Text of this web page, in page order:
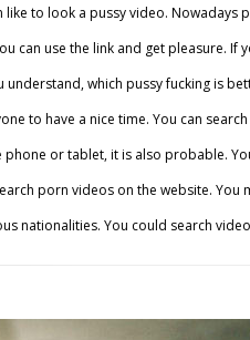
to look a pussy video.
can use the link and get pleasure.
which pussy fucking is
to have a nice time. You can
or tablet, it is also probable.
porn videos on the website.
nationalities. You could search